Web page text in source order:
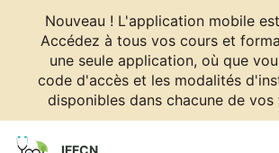
Nouveau ! L'application mobile
Accédez à tous vos cours et
une seule application, où que
code d'accès et les modalités
disponibles dans chacune de vos
IFFCN